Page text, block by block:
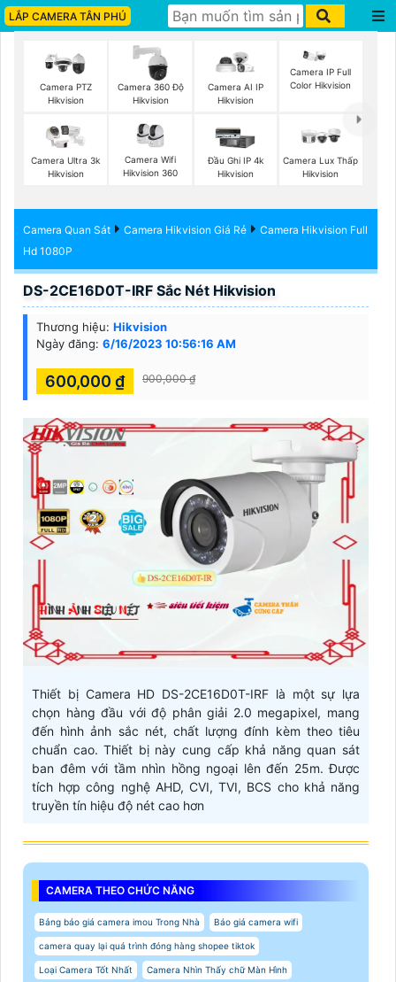
LẮP CAMERA TÂN PHÚ
Camera PTZ
Hikvision
Camera 360 Độ
Hikvision
Camera AI IP
Hikvision
Camera IP Full
Color Hikvision
Camera Ultra 3k
Hikvision
Camera Wifi
Hikvision 360
Đầu Ghi IP 4k
Hikvision
Camera Lux Thấp
Hikvision
Camera Quan Sát Camera Hikvision Giá Rẻ
Camera Hikvision Full
Hd 1080P
DS-2CE16D0T-IRF Sắc Nét Hikvision
Thương hiệu: Hikvision
Ngày đăng: 6/16/2023 10:56:16 AM
600,000 ₫ 900,000 ₫
Thiết bị Camera HD DS-2CE16D0T-IRF là một sự lựa
chọn hàng đầu với độ phân giải 2.0 megapixel, mang
đến hình ảnh sắc nét, chất lượng đính kèm theo tiêu
chuẩn cao. Thiết bị này cung cấp khả năng quan sát
ban đêm với tầm nhìn hồng ngoại lên đến 25m. Được
tích hợp công nghệ AHD, CVI, TVI, BCS cho khả năng
truyền tín hiệu độ nét cao hơn
CAMERA THEO CHỨC NĂNG
Bảng báo giá camera imou Trong Nhà Báo giá camera wifi
camera quay lại quá trình đóng hàng shopee tiktok
Loại Camera Tốt Nhất Camera Nhìn Thấy chữ Màn Hình